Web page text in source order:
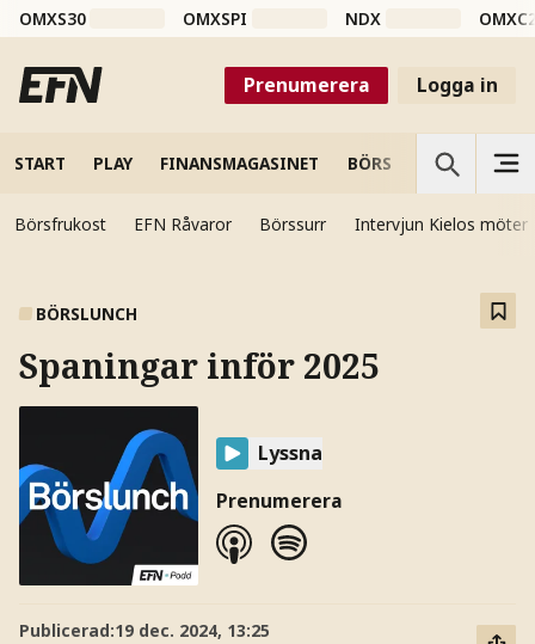
OMXS30 OMXSPI NDX
Prenumerera Logga in
START PLAY FINANSMAGASINET BÖRS VETENSKAP
Börsfrukost EFN Råvaror Börssurr Intervjun Kielos möter
BÖRSLUNCH
Spaningar inför 2025
Lyssna
Prenumerera
Publicerad:19 dec. 2024, 13:25